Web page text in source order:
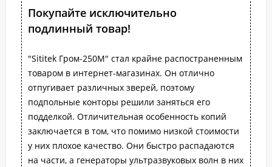
Покупайте исключительно
подлинный товар!
"Sititek Гром-250М" стал крайне распостраненным
товаром в интернет-магазинах. Он отлично
отпугивает различных зверей, поэтому
подпольные конторы решили заняться его
подделкой. Отличительная особенность копий
заключается в том, что помимо низкой стоимости
у них плохое качество. Они быстро распадаются
на части, а генераторы ультразвуковых волн в них